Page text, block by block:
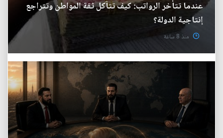
عندما تتأخر الرواتب: كيف تتآكل ثقة المواطن وتتراجع
إنتاجية الدولة؟
منذ 8 ساعة